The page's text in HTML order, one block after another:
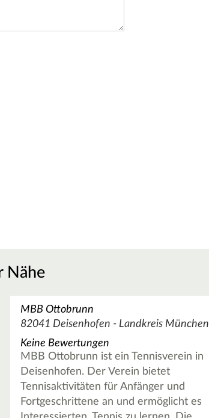
Nähe
MBB Ottobrunn
82041 Deisenhofen - Landkreis München
Keine Bewertungen
MBB Ottobrunn ist ein Tennisverein in
Deisenhofen. Der Verein bietet
Tennisaktivitäten für Anfänger und
Fortgeschrittene an und ermöglicht es